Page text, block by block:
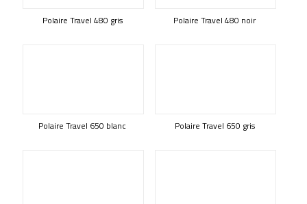
Polaire Travel 480 gris Polaire Travel 480 noir
Polaire Travel 650 blanc Polaire Travel 650 gris